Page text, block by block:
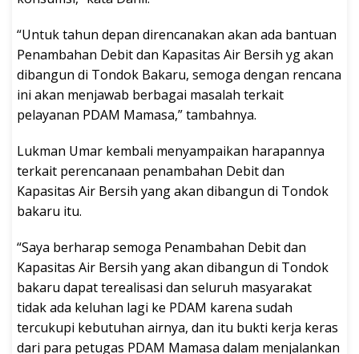
“Untuk tahun depan direncanakan akan ada bantuan
Penambahan Debit dan Kapasitas Air Bersih yg akan
dibangun di Tondok Bakaru, semoga dengan rencana
ini akan menjawab berbagai masalah terkait
pelayanan PDAM Mamasa,” tambahnya.
Lukman Umar kembali menyampaikan harapannya
terkait perencanaan penambahan Debit dan
Kapasitas Air Bersih yang akan dibangun di Tondok
bakaru itu.
“Saya berharap semoga Penambahan Debit dan
Kapasitas Air Bersih yang akan dibangun di Tondok
bakaru dapat terealisasi dan seluruh masyarakat
tidak ada keluhan lagi ke PDAM karena sudah
tercukupi kebutuhan airnya, dan itu bukti kerja keras
dari para petugas PDAM Mamasa dalam menjalankan